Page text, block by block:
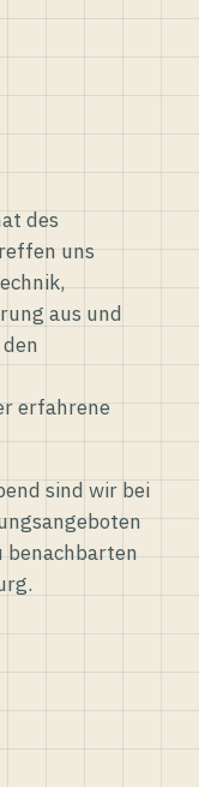
des
uns
aus und
erfahrene
sind wir bei
benachbarten